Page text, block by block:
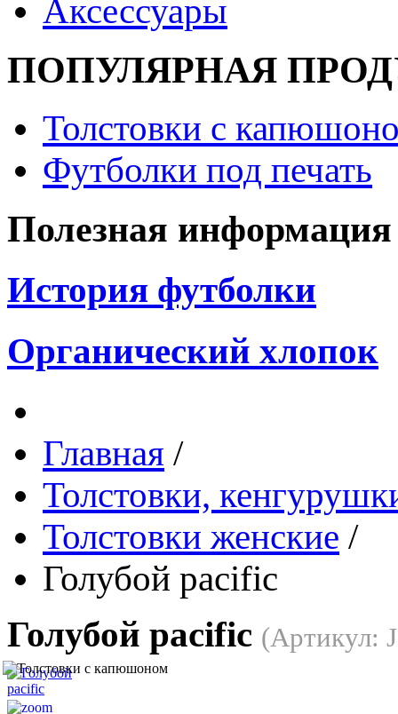
Аксессуары
ПОПУЛЯРНАЯ
Толстовки с
Футболки под печать
Полезная информация
История футболки
Органический хлопок
Главная /
Толстовки,
Толстовки женские /
Голубой pacific
Голубой pacific (Артикул: